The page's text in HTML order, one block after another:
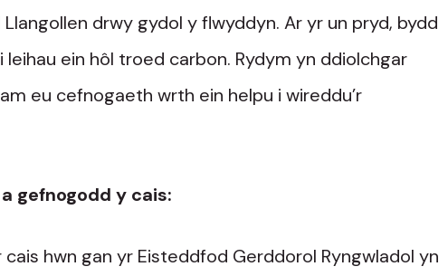
drwy gydol y flwyddyn. Ar yr un pryd, bydd
ein hôl troed carbon. Rydym yn ddiolchgar
eu cefnogaeth wrth ein helpu i wireddu’r
gefnogodd y cais:
cais hwn gan yr Eisteddfod Gerddorol Ryngwladol yn